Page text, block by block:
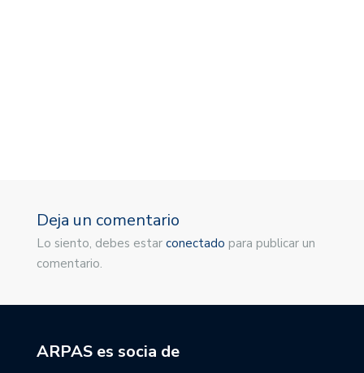
Deja un comentario
Lo siento, debes estar conectado para publicar un
comentario.
ARPAS es socia de